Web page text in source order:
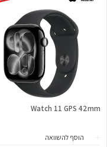
Watch 11 GPS 42mm
הוסף להשוואה